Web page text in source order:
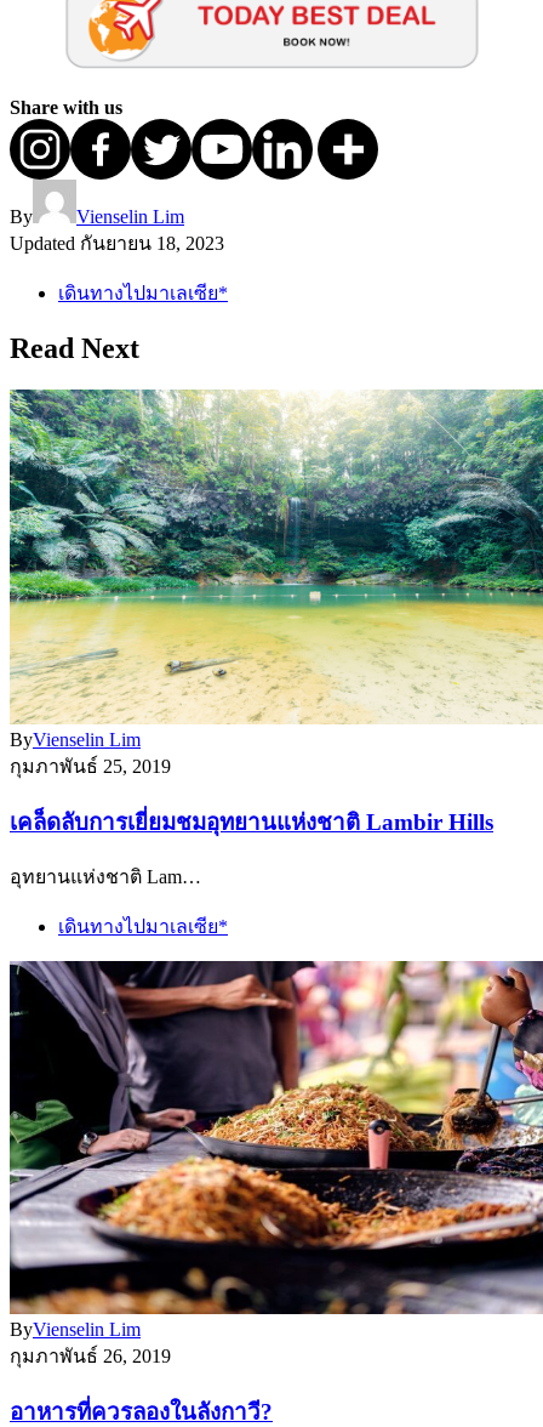
Share with us
By
Vienselin Lim
Updated กันยายน 18, 2023
เดินทางไปมาเลเซีย*
Read Next
ByVienselin Lim
กุมภาพันธ์ 25, 2019
เคล็ดลับการเยี่ยมชมอุทยานแห่งชาติ Lambir Hills
อุทยานแห่งชาติ Lam…
เดินทางไปมาเลเซีย*
ByVienselin Lim
กุมภาพันธ์ 26, 2019
อาหารที่ควรลองในลังกาวี?